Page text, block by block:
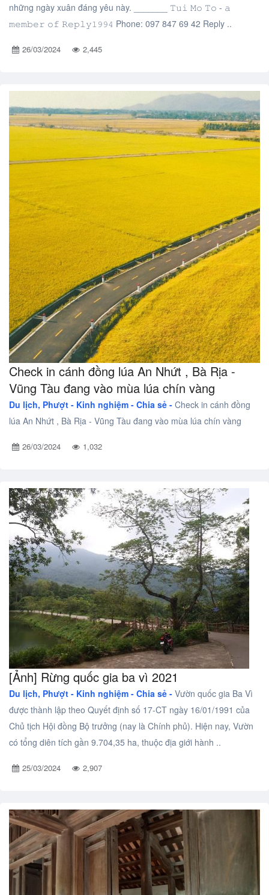
những ngày xuân đáng yêu này. _______ 𝚃𝚞𝚒 𝙼𝚘 𝚃𝚘 - 𝚊
𝚖𝚎𝚖𝚋𝚎𝚛 𝚘𝚏 𝚁𝚎𝚙𝚕𝚢𝟷𝟿𝟿𝟺 Phone: 097 847 69 42 Reply ..
26/03/2024 2,445
Check in cánh đồng lúa An Nhứt , Bà Rịa -
Vũng Tàu đang vào mùa lúa chín vàng
Du lịch, Phượt - Kinh nghiệm - Chia sẻ - Check in cánh đồng
lúa An Nhứt , Bà Rịa - Vũng Tàu đang vào mùa lúa chín vàng
26/03/2024 1,032
[Ảnh] Rừng quốc gia ba vì 2021
Du lịch, Phượt - Kinh nghiệm - Chia sẻ - Vườn quốc gia Ba Vì
được thành lập theo Quyết định số 17-CT ngày 16/01/1991 của
Chủ tịch Hội đồng Bộ trưởng (nay là Chính phủ). Hiện nay, Vườn
có tổng diên tích gần 9.704,35 ha, thuộc địa giới hành ..
25/03/2024 2,907